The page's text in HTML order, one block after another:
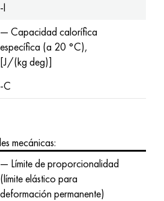
-l
— Capacidad calorífica
específica (a 20 °C),
[J/(kg deg)]
-C
mecánicas:
— Límite de proporcionalidad
(límite elástico para
deformación permanente)